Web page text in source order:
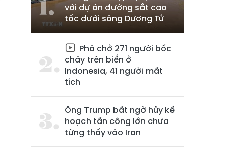
với dự án đường sắt cao
tốc dưới sông Dương Tử
Phà chở 271 người bốc
cháy trên biển ở
Indonesia, 41 người mất
tích
Ông Trump bất ngờ hủy kế
hoạch tấn công lớn chưa
từng thấy vào Iran